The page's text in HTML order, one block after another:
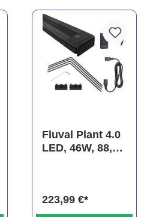
Fluval Plant 4.0
LED, 46W, 88,2-
223,99 €*